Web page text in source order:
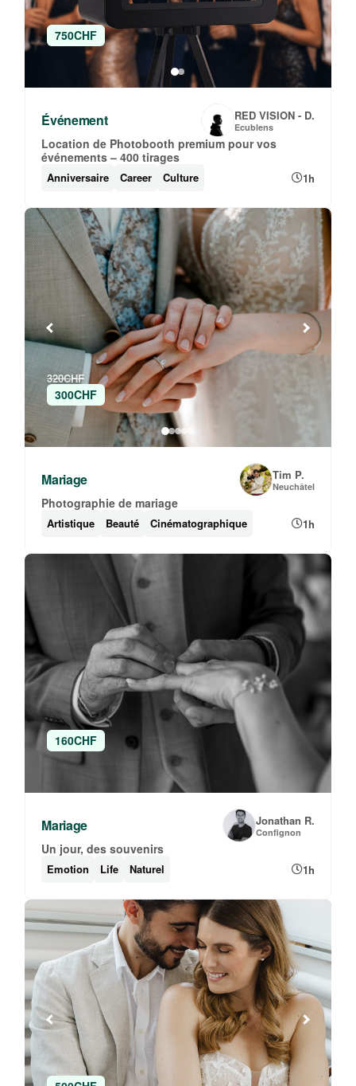
750CHF
Événement RED VISION - D.
Ecublens
Location de Photobooth premium pour vos
événements – 400 tirages
Anniversaire Career Culture 1h
320CHF
300CHF
Mariage Tim P.
Neuchâtel
Photographie de mariage
Artistique Beauté Cinématographique 1h
160CHF
Mariage Jonathan R.
Confignon
Un jour, des souvenirs
Emotion Life Naturel 1h